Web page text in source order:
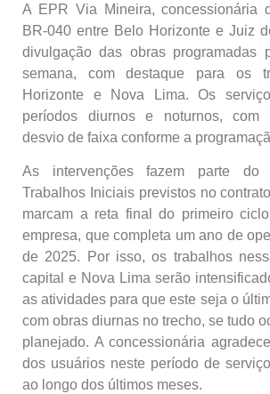
A EPR Via Mineira, concessionária
BR-040 entre Belo Horizonte e Juiz
divulgação das obras programadas
semana, com destaque para os
Horizonte e Nova Lima. Os
períodos diurnos e noturnos, com
desvio de faixa conforme a
As intervenções fazem parte do
Trabalhos Iniciais previstos no
marcam a reta final do primeiro
empresa, que completa um ano de
de 2025. Por isso, os trabalhos
capital e Nova Lima serão
as atividades para que este seja o
com obras diurnas no trecho, se tudo
planejado. A concessionária
dos usuários neste período de
ao longo dos últimos meses.